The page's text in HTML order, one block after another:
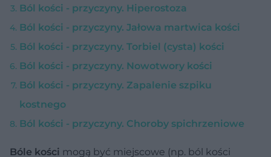
Ból kości - przyczyny. Hiperostoza
Ból kości - przyczyny. Jałowa martwica kości
Ból kości - przyczyny. Torbiel (cysta) kości
Ból kości - przyczyny. Nowotwory kości
Ból kości - przyczyny. Zapalenie szpiku
kostnego
Ból kości - przyczyny. Choroby spichrzeniowe
Bóle kości mogą być miejscowe (np. ból kości